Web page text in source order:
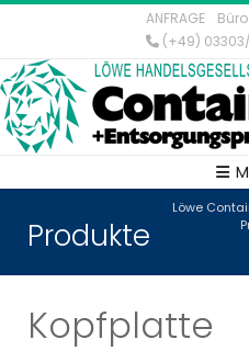
ANFRAGE
(+49)
Produkte
Löwe
Kopfplatte